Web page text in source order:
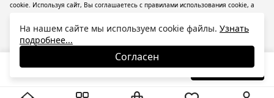
42 810₽ В корзину
cookie. Используя сайт, Вы соглашаетесь с правилами использования cookie, а
ресурсе применяютсярекомендательные технологии(информационные
технологии предоставления информации на основе сбора, систематизации и
анализа сведений, относящихся к предпочтениям пользователей сети
«Интернет», находящихся на территории Российской Федерации).
На нашем сайте мы используем cookie файлы. Узнать
подробнее...
Согласен